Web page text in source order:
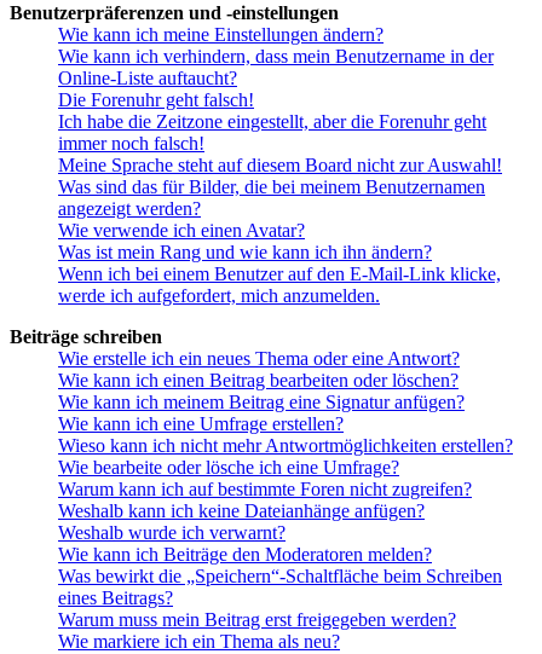
Benutzerpräferenzen und -einstellungen
Wie kann ich meine Einstellungen ändern?
Wie kann ich verhindern, dass mein Benutzername in der
Online-Liste auftaucht?
Die Forenuhr geht falsch!
Ich habe die Zeitzone eingestellt, aber die Forenuhr geht
immer noch falsch!
Meine Sprache steht auf diesem Board nicht zur Auswahl!
Was sind das für Bilder, die bei meinem Benutzernamen
angezeigt werden?
Wie verwende ich einen Avatar?
Was ist mein Rang und wie kann ich ihn ändern?
Wenn ich bei einem Benutzer auf den E-Mail-Link klicke,
werde ich aufgefordert, mich anzumelden.
Beiträge schreiben
Wie erstelle ich ein neues Thema oder eine Antwort?
Wie kann ich einen Beitrag bearbeiten oder löschen?
Wie kann ich meinem Beitrag eine Signatur anfügen?
Wie kann ich eine Umfrage erstellen?
Wieso kann ich nicht mehr Antwortmöglichkeiten erstellen?
Wie bearbeite oder lösche ich eine Umfrage?
Warum kann ich auf bestimmte Foren nicht zugreifen?
Weshalb kann ich keine Dateianhänge anfügen?
Weshalb wurde ich verwarnt?
Wie kann ich Beiträge den Moderatoren melden?
Was bewirkt die „Speichern“-Schaltfläche beim Schreiben
eines Beitrags?
Warum muss mein Beitrag erst freigegeben werden?
Wie markiere ich ein Thema als neu?